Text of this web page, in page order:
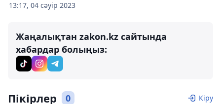
13:17, 04 сәуір 2023
Жаңалықтан zakon.kz сайтында
хабардар болыңыз:
Пікірлер 0 Кіру